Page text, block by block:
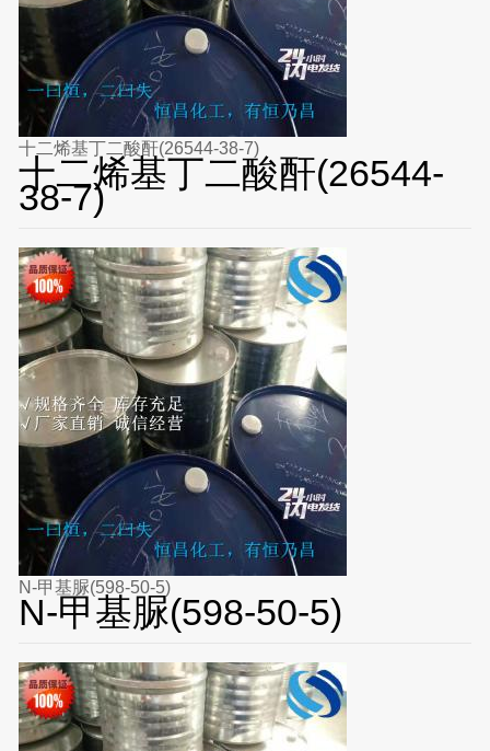
十二烯基丁二酸酐(26544-38-7)
十二烯基丁二酸酐(26544-
38-7)
N-甲基脲(598-50-5)
N-甲基脲(598-50-5)